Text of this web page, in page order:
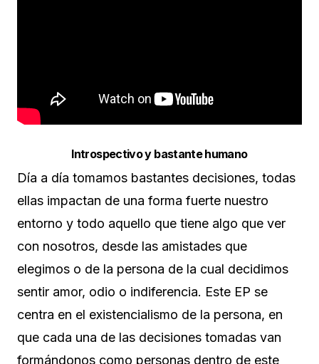
Introspectivo y bastante humano
Día a día tomamos bastantes decisiones, todas
ellas impactan de una forma fuerte nuestro
entorno y todo aquello que tiene algo que ver
con nosotros, desde las amistades que
elegimos o de la persona de la cual decidimos
sentir amor, odio o indiferencia. Este EP se
centra en el existencialismo de la persona, en
que cada una de las decisiones tomadas van
formándonos como personas dentro de este